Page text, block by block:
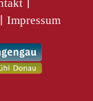
Impressum